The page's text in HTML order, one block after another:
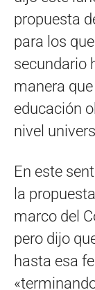
propuesta
para los
secundario
manera
educación
nivel
En este
la
marco del
pero dijo
hasta esa